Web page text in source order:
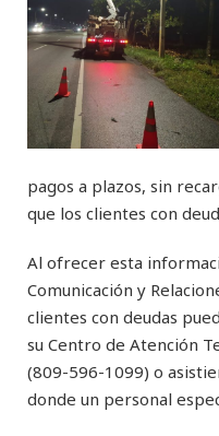
pagos a plazos, sin
que los clientes con
Al ofrecer esta
Comunicación y
clientes con deudas
su Centro de Atención
(809-596-1099) o
donde un personal